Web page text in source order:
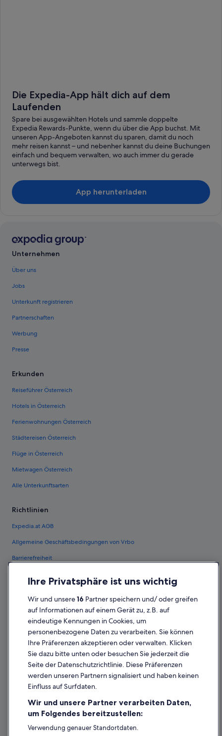
Die Expedia-App hält dich auf dem
Laufenden
Spare bei ausgewählten Hotels und sammle doppelte
Expedia Rewards-Punkte, wenn du über die App buchst. Mit
unseren App-Angeboten kannst du sparen, damit du noch
mehr reisen kannst – und nebenher kannst du deine Buchungen
einfach und bequem verwalten, wo auch immer du gerade
unterwegs bist.
App herunterladen
Unternehmen
Über uns
Jobs
Unterkunft registrieren
Partnerschaften
Werbung
Presse
Erkunden
Reiseführer Österreich
Hotels in Österreich
Ferienwohnungen Österreich
Städtereisen Österreich
Flüge in Österreich
Mietwagen Österreich
Alle Unterkunftsarten
Richtlinien
Expedia.at AGB
Allgemeine Geschäftsbedingungen von Vrbo
Barrierefreiheit
Rechtliche Hinweise/Kontakt
Inhaltsrichtlinien und Melden von Inhalten
Rückerstattungsprozess und Zeitrahmen
Buchen Sie einen Flug mit einer Gutschrift bei der Fluggesellschaft
Ihre Privatsphäre ist uns wichtig
Wir und unsere16 Partner speichern und/ oder greifen
auf Informationen auf einem Gerät zu, z.B. auf
eindeutige Kennungen in Cookies, um
personenbezogene Daten zu verarbeiten. Sie können
Ihre Präferenzen akzeptieren oder verwalten. Klicken
Sie dazu bitte unten oder besuchen Sie jederzeit die
Seite der Datenschutzrichtlinie. Diese Präferenzen
werden unseren Partnern signalisiert und haben keinen
Einfluss auf Surfdaten.
Wir und unsere Partner verarbeiten Daten,
um Folgendes bereitzustellen:
Verwendung genauer Standortdaten.